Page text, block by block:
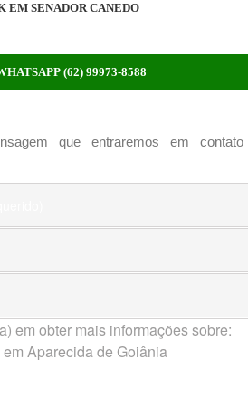
EM SENADOR CANEDO
(62) 99973-8588
que entraremos em